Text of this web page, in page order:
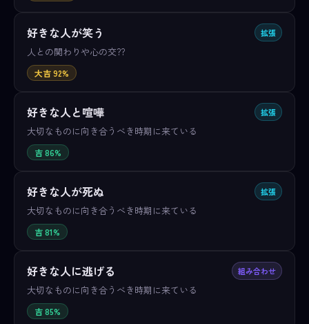
好きな人が笑う 拡張
人との関わりや心の交??
大吉 92%
好きな人と喧嘩 拡張
大切なものに向き合うべき時期に来ている
吉 86%
好きな人が死ぬ 拡張
大切なものに向き合うべき時期に来ている
吉 81%
好きな人に逃げる 組み合わせ
大切なものに向き合うべき時期に来ている
吉 85%